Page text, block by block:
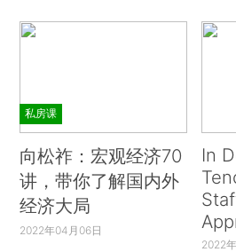
私房课
向松祚：宏观经济70
讲，带你了解国内外
经济大局
2022年04月06日
In
2022